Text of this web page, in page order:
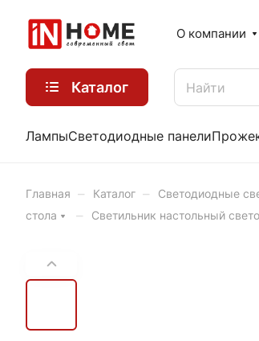
О компании
Каталог
ЛампыСветодиодные панели
Главная – Каталог – Светодиодные
стола
– Светильник настольный